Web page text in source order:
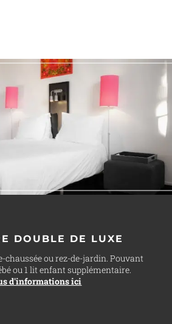
DOUBLE DE LUXE
chaussée ou rez-de-jardin. Pouvant
ou 1 lit enfant supplémentaire.
d'informations ici